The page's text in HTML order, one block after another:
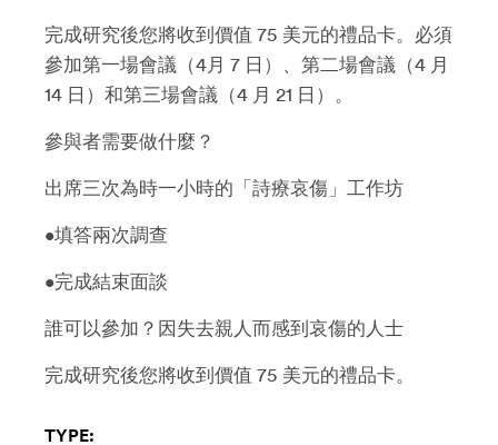
完成研究後您將收到價值 75 美元的禮品卡。必須
參加第一場會議（4月 7 日）、第二場會議（4 月
14 日）和第三場會議（4 月 21 日）。
參與者需要做什麼？
出席三次為時一小時的「詩療哀傷」工作坊
•填答兩次調查
•完成結束面談
誰可以參加？因失去親人而感到哀傷的人士
完成研究後您將收到價值 75 美元的禮品卡。
TYPE: